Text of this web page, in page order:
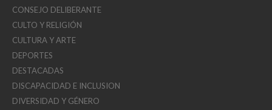
CONSEJO DELIBERANTE
CULTO Y RELIGIÓN
CULTURA Y ARTE
DEPORTES
DESTACADAS
DISCAPACIDAD E INCLUSION
DIVERSIDAD Y GÉNERO